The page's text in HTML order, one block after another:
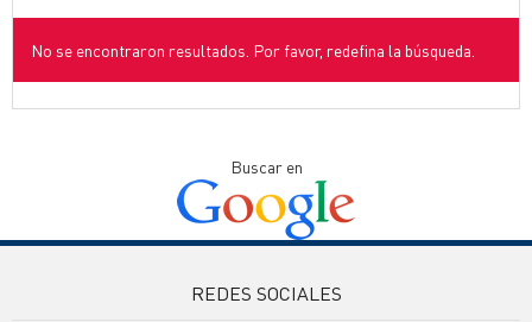
No se encontraron resultados. Por favor, redefina la búsqueda.
Buscar en
REDES SOCIALES